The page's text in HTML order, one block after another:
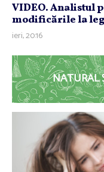
VIDEO. Analistul
modificările la
ieri, 20:16
NATURAL